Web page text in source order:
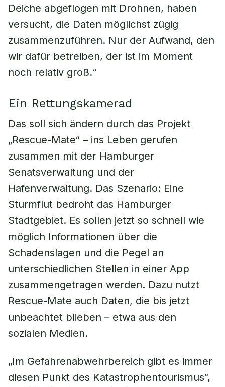
Deiche abgeflogen mit Drohnen, haben
versucht, die Daten möglichst zügig
zusammenzuführen. Nur der Aufwand, den
wir dafür betreiben, der ist im Moment
noch relativ groß.“
Ein Rettungskamerad
Das soll sich ändern durch das Projekt
„Rescue-Mate“ – ins Leben gerufen
zusammen mit der Hamburger
Senatsverwaltung und der
Hafenverwaltung. Das Szenario: Eine
Sturmflut bedroht das Hamburger
Stadtgebiet. Es sollen jetzt so schnell wie
möglich Informationen über die
Schadenslagen und die Pegel an
unterschiedlichen Stellen in einer App
zusammengetragen werden. Dazu nutzt
Rescue-Mate auch Daten, die bis jetzt
unbeachtet blieben – etwa aus den
sozialen Medien.
„Im Gefahrenabwehrbereich gibt es immer
diesen Punkt des Katastrophentourismus“,